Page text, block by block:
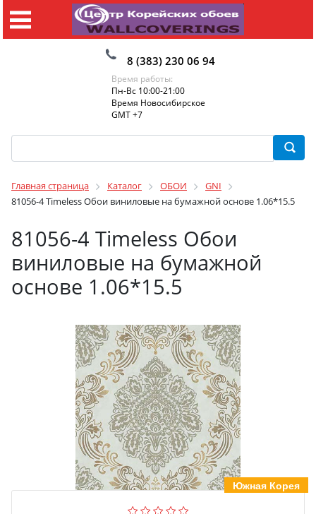
8 (383) 230 06 94
Время работы:
Пн-Вс 10:00-21:00
Время Новосибирское
GMT +7
Главная страница Каталог ОБОИ
GNI
81056-4 Timeless Обои виниловые на бумажной основе 1.06*15.5
81056-4 Timeless Обои
виниловые на бумажной
основе 1.06*15.5
Южная Корея